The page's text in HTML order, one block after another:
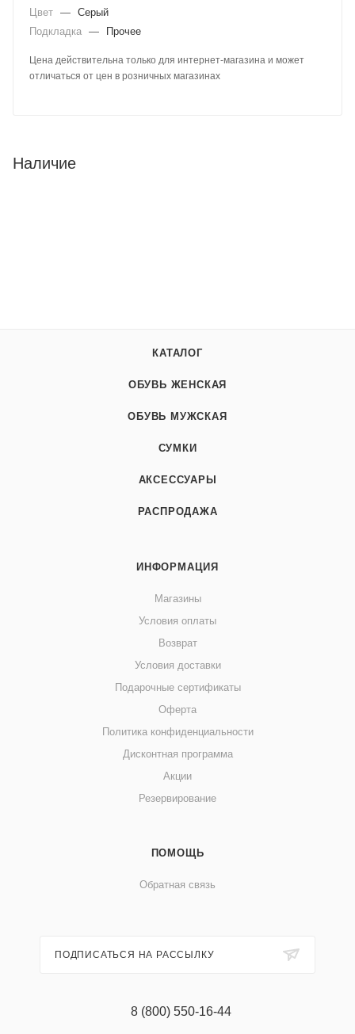
Цвет — Серый
Подкладка — Прочее
Цена действительна только для интернет-магазина и может
отличаться от цен в розничных магазинах
Наличие
КАТАЛОГ
ОБУВЬ ЖЕНСКАЯ
ОБУВЬ МУЖСКАЯ
СУМКИ
АКСЕССУАРЫ
РАСПРОДАЖА
ИНФОРМАЦИЯ
Магазины
Условия оплаты
Возврат
Условия доставки
Подарочные сертификаты
Оферта
Политика конфиденциальности
Дисконтная программа
Акции
Резервирование
ПОМОЩЬ
Обратная связь
ПОДПИСАТЬСЯ НА РАССЫЛКУ
8 (800) 550-16-44